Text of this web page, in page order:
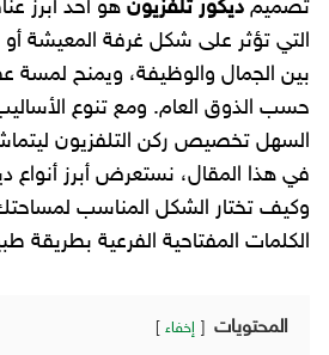
تصميم ديكور تلفزيون هو أحد أبرز
التي تؤثر على شكل غرفة المعيشة
بين الجمال والوظيفة، ويمنح لمسة
حسب الذوق العام. ومع تنوع
السهل تخصيص ركن التلفزيون
في هذا المقال، نستعرض أبرز أنواع
وكيف تختار الشكل المناسب
الكلمات المفتاحية الفرعية بطريقة
المحتويات إخفاء